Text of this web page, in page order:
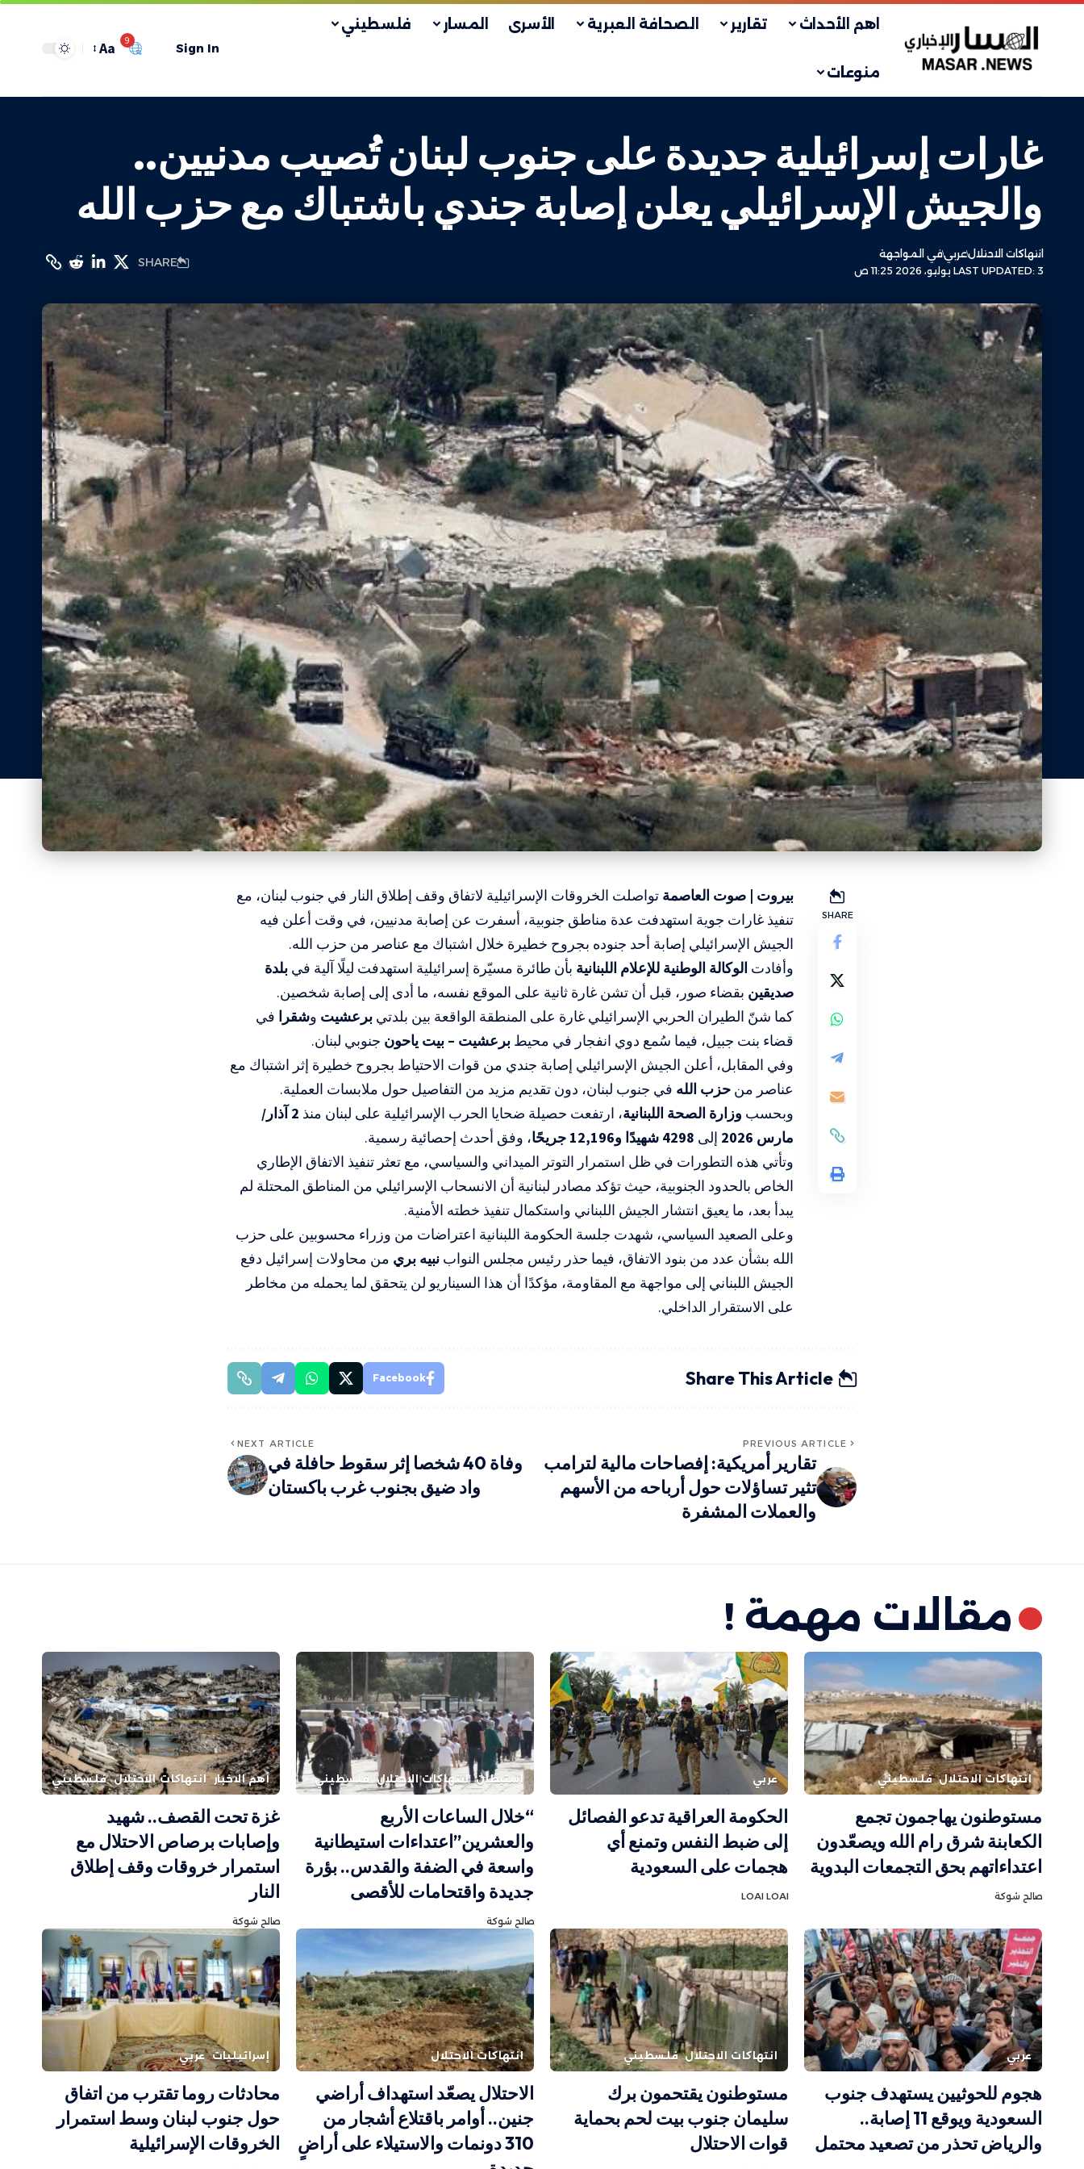
اهم الأحداث تقارير الصحافة العبرية الأسرى المسار فلسطيني
منوعات
Sign In
9
Aa
غارات إسرائيلية جديدة على جنوب لبنان تُصيب مدنيين..
والجيش الإسرائيلي يعلن إصابة جندي باشتباك مع حزب الله
LAST UPDATED: 3 يوليو، 2026 11:25 ص
انتهاكات الاحتلالعربيفي المواجهة
SHARE
SHARE
بيروت | صوت العاصمة تواصلت الخروقات الإسرائيلية لاتفاق وقف إطلاق النار في جنوب لبنان، مع
تنفيذ غارات جوية استهدفت عدة مناطق جنوبية، أسفرت عن إصابة مدنيين، في وقت أعلن فيه
الجيش الإسرائيلي إصابة أحد جنوده بجروح خطيرة خلال اشتباك مع عناصر من حزب الله.
وأفادت الوكالة الوطنية للإعلام اللبنانية بأن طائرة مسيّرة إسرائيلية استهدفت ليلًا آلية في بلدة
صديقين بقضاء صور، قبل أن تشن غارة ثانية على الموقع نفسه، ما أدى إلى إصابة شخصين.
كما شنّ الطيران الحربي الإسرائيلي غارة على المنطقة الواقعة بين بلدتي برعشيت وشقرا في
قضاء بنت جبيل، فيما سُمع دوي انفجار في محيط برعشيت – بيت ياحون جنوبي لبنان.
وفي المقابل، أعلن الجيش الإسرائيلي إصابة جندي من قوات الاحتياط بجروح خطيرة إثر اشتباك مع
عناصر من حزب الله في جنوب لبنان، دون تقديم مزيد من التفاصيل حول ملابسات العملية.
وبحسب وزارة الصحة اللبنانية، ارتفعت حصيلة ضحايا الحرب الإسرائيلية على لبنان منذ
2 آذار/
مارس 2026
إلى 4298 شهيدًا و12,196 جريحًا
، وفق أحدث إحصائية رسمية.
وتأتي هذه التطورات في ظل استمرار التوتر الميداني والسياسي، مع تعثر تنفيذ الاتفاق الإطاري
الخاص بالحدود الجنوبية، حيث تؤكد مصادر لبنانية أن الانسحاب الإسرائيلي من المناطق المحتلة لم
يبدأ بعد، ما يعيق انتشار الجيش اللبناني واستكمال تنفيذ خطته الأمنية.
وعلى الصعيد السياسي، شهدت جلسة الحكومة اللبنانية اعتراضات من وزراء محسوبين على حزب
الله بشأن عدد من بنود الاتفاق، فيما حذر رئيس مجلس النواب نبيه بري من محاولات إسرائيل دفع
الجيش اللبناني إلى مواجهة مع المقاومة، مؤكدًا أن هذا السيناريو لن يتحقق لما يحمله من مخاطر
على الاستقرار الداخلي.
Share This Article
Facebook
PREVIOUS ARTICLE
تقارير أمريكية: إفصاحات مالية لترامب
تثير تساؤلات حول أرباحه من الأسهم
والعملات المشفرة
NEXT ARTICLE
وفاة 40 شخصا إثر سقوط حافلة في
واد ضيق بجنوب غرب باكستان
مقالات مهمة !
انتهاكات الاحتلال فلسطيني
مستوطنون يهاجمون تجمع
الكعابنة شرق رام الله ويصعّدون
اعتداءاتهم بحق التجمعات البدوية
صالح شوكة
عربي
الحكومة العراقية تدعو الفصائل
إلى ضبط النفس وتمنع أي
هجمات على السعودية
LOAI LOAI
استيطان انتهاكات الاحتلال فلسطيني
“خلال الساعات الأربع
والعشرين”اعتداءات استيطانية
واسعة في الضفة والقدس.. بؤرة
جديدة واقتحامات للأقصى
صالح شوكة
أهم الاخبار انتهاكات الاحتلال فلسطيني
غزة تحت القصف.. شهيد
وإصابات برصاص الاحتلال مع
استمرار خروقات وقف إطلاق
النار
صالح شوكة
عربي
هجوم للحوثيين يستهدف جنوب
السعودية ويوقع 11 إصابة..
والرياض تحذر من تصعيد محتمل
انتهاكات الاحتلال فلسطيني
مستوطنون يقتحمون برك
سليمان جنوب بيت لحم بحماية
قوات الاحتلال
انتهاكات الاحتلال
الاحتلال يصعّد استهداف أراضي
جنين.. أوامر باقتلاع أشجار من
310 دونمات والاستيلاء على أراضٍ
إسرائيليات عربي
محادثات روما تقترب من اتفاق
حول جنوب لبنان وسط استمرار
الخروقات الإسرائيلية